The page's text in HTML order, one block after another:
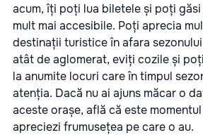
acum, îți poți lua biletele și poți
mult mai accesibile. Poți aprecia
destinații turistice în afara
atât de aglomerat, eviți cozile și
la anumite locuri care în timpul
atenția. Dacă nu ai ajuns măcar o
aceste orașe, află că este
apreciezi frumusețea pe care o au.